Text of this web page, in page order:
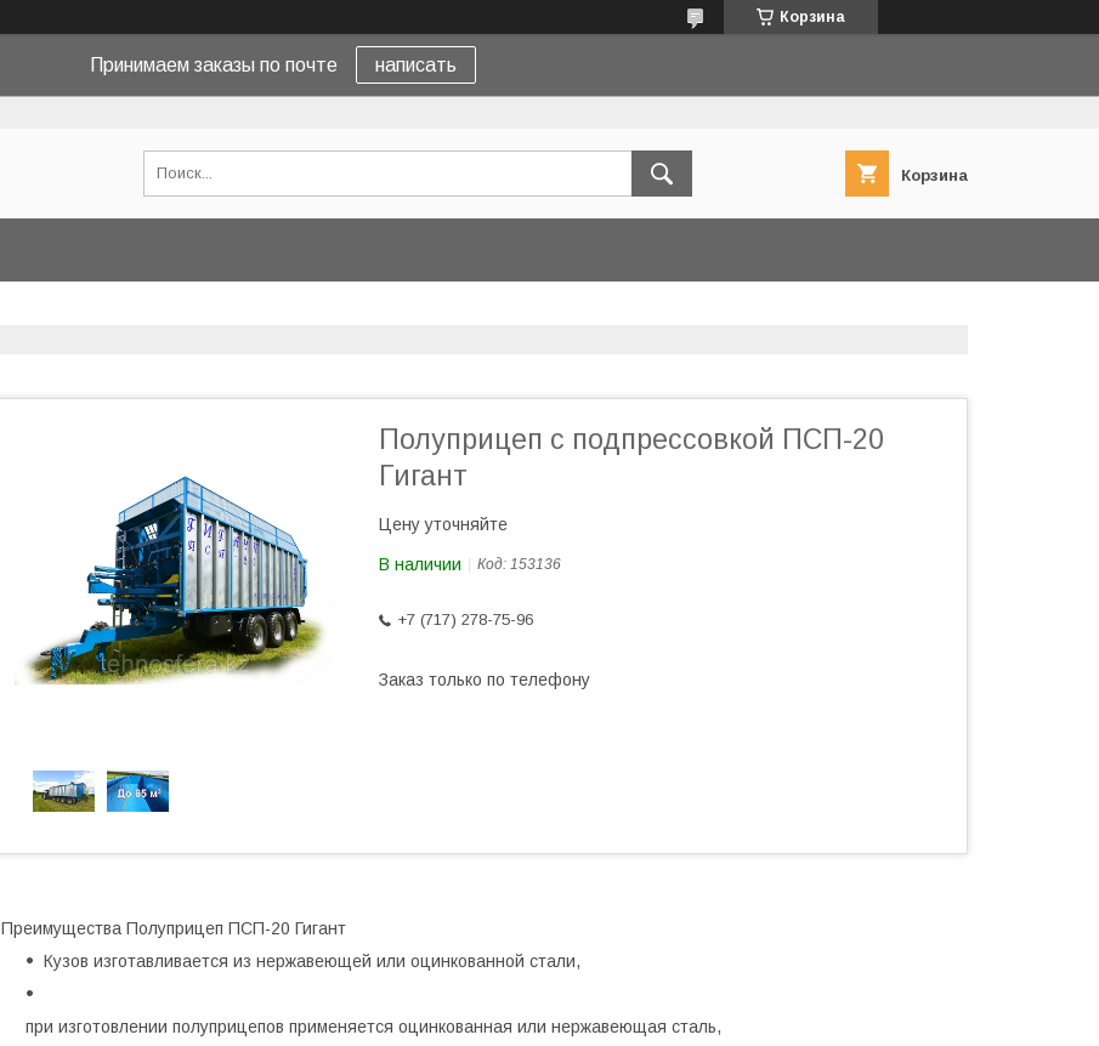
Корзина
Принимаем заказы по почте написать
Корзина
Полуприцеп с подпрессовкой ПСП-20
Гигант
Цену уточняйте
В наличии Код: 153136
+7 (717) 278-75-96
Заказ только по телефону
Преимущества Полуприцеп ПСП-20 Гигант
Кузов изготавливается из нержавеющей или оцинкованной стали,
при изготовлении полуприцепов применяется оцинкованная или нержавеющая сталь,